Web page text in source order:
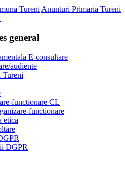
TureniAnunturi Primaria Tureni
general
E-consultare
audiente
Tureni
functionare CL
functionare
etica
DGPR